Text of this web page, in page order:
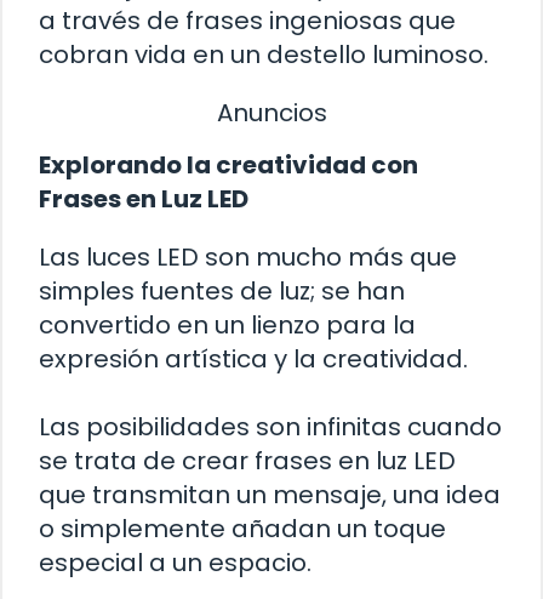
a través de frases ingeniosas que
cobran vida en un destello luminoso.
Anuncios
Explorando la creatividad con
Frases en Luz LED
Las luces LED son mucho más que
simples fuentes de luz; se han
convertido en un lienzo para la
expresión artística y la creatividad.
Las posibilidades son infinitas cuando
se trata de crear frases en luz LED
que transmitan un mensaje, una idea
o simplemente añadan un toque
especial a un espacio.